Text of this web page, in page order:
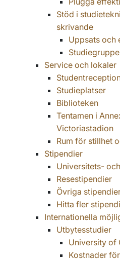
Stöd i
skrivande
Uppsats och
Service och lokaler
Studieplatser
Biblioteken
Tentamen i
Victoriastadion
Rum för stillhet
Stipendier
Universitets-
Resestipendier
Övriga
Hitta fler
Internationella
Utbytesstudier
University of
Kostnader